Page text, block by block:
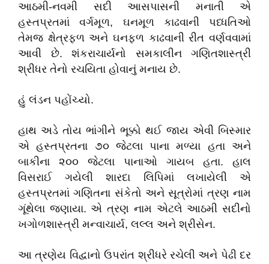
આઠમી-નવમી સદી આસપાસની મનાતી
એ
હસ્તપ્રતમાં
વર્ગમૂળ, ઘનમૂળ કાઢવાની
પધ્ધતિઓ
તેમજ ક્ષેત્રફળ અને ઘનફળ કાઢવાની રીત વર્ણવવામાં
આવી
છે. શંકરાચાર્યનો સમકાલીન
ગણિતશાસ્ત્રી
શ્રીધર તેનો રચયિતા હોવાનું મનાય છે.
હું લંડન પહોંચ્યો.
હાથ અડે તોય ભાંગીને ભૂક્કો થઈ જાય એવી બિસ્માર
એ હસ્તપ્રતના ૭૦ જેટલા પાના મળ્યા હતા અને
બાકીના
૨૦૦ જેટલા પાનાઓ ગાયબ હતા. હાલ
વિસરાઈ
ગયેલી શારદા લિપિમાં લખાયેલી
એ
હસ્તપ્રતમાં ગણિતના સંકેતો અને સૂત્રોમાં ત્રણ નામ
ગૂંથેલા જણાયા.એ ત્રણ નામ એટલે આઠમી સદીનો
ખગોળશાસ્ત્રી મન્વાચાર્ય, લલ્લ અને શ્રીસેન.
આ ત્રણેય વિદ્વાનો ઉપરાંત શ્રીધરે રચેલી અને પેઢી દર